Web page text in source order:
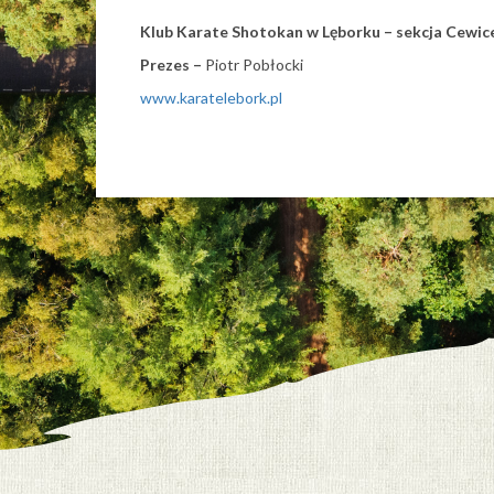
Klub Karate Shotokan w Lęborku – sekcja
Prezes – Piotr Pobłocki
www.karatelebork.pl